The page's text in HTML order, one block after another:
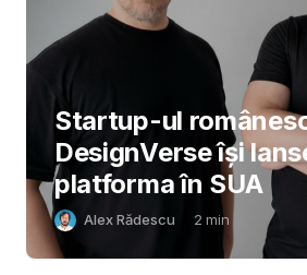
Startup-ul
DesignVerse își
platforma în SUA
Alex Rădescu 2 min